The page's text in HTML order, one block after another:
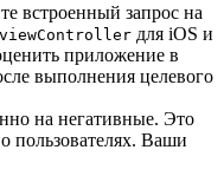
встроенный запрос на
для iOS и
приложение в
выполнения целевого
на негативные. Это
пользователях. Ваши